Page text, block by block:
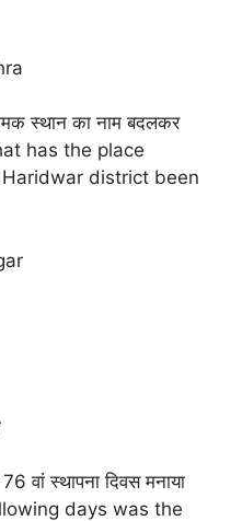
स्थान का नाम बदलकर
has the place
district been
वां स्थापना दिवस मनाया
days was the